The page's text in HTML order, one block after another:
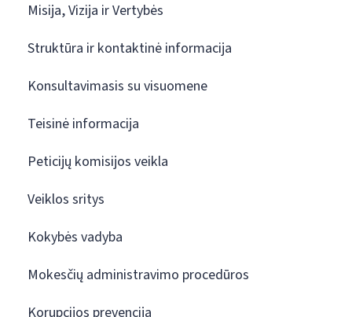
Misija, Vizija ir Vertybės
Struktūra ir kontaktinė informacija
Konsultavimasis su visuomene
Teisinė informacija
Peticijų komisijos veikla
Veiklos sritys
Kokybės vadyba
Mokesčių administravimo procedūros
Korupcijos prevencija